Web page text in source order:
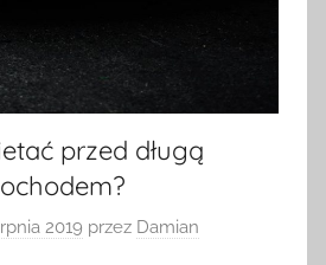
przed długą
2019 przez Damian